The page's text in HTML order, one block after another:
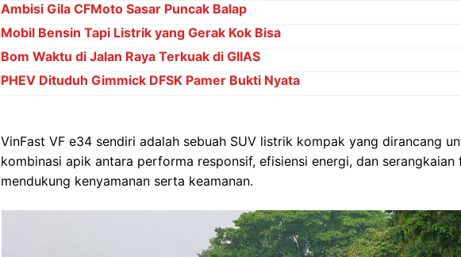
Ambisi Gila CFMoto Sasar Puncak Balap
Mobil Bensin Tapi Listrik yang Gerak Kok Bisa
Bom Waktu di Jalan Raya Terkuak di GIIAS
PHEV Dituduh Gimmick DFSK Pamer Bukti Nyata
VinFast VF e34 sendiri adalah sebuah SUV listrik kompak yang dirancang
kombinasi apik antara performa responsif, efisiensi energi, dan
mendukung kenyamanan serta keamanan.